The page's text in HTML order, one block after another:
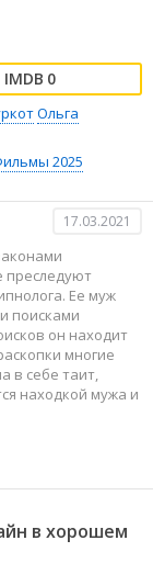
0
Ольга
2025
17.03.2021
преследуют
Ее муж
поисками
он находит
многие
в себе таит,
находкой мужа и
ее видениях...
в хорошем